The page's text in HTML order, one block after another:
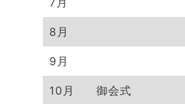
8月
9月
10月 御会式